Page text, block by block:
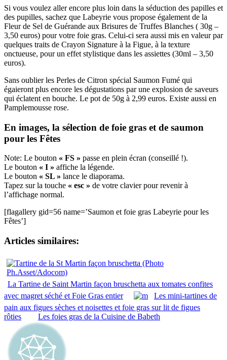
Si vous voulez aller encore plus loin dans la séduction des papilles et
des pupilles, sachez que Labeyrie vous propose également de la
Fleur de Sel de Guérande aux Brisures de Truffes Blanches ( 30g –
3,50 euros) pour votre foie gras. Celui-ci sera aussi mis en valeur par
quelques traits de Crayon Signature à la Figue, à la texture
onctueuse, pour un effet stylistique dans les assiettes (30ml – 3,50
euros).
Sans oublier les Perles de Citron spécial Saumon Fumé qui
égaieront plus encore les dégustations par une explosion de saveurs
qui éclatent en bouche. Le pot de 50g à 2,99 euros. Existe aussi en
Pamplemousse rose.
En images, la sélection de foie gras et de saumon
pour les Fêtes
Note: Le bouton « FS » passe en plein écran (conseillé !).
Le bouton « I » affiche la légende.
Le bouton « SL » lance le diaporama.
Tapez sur la touche « esc » de votre clavier pour revenir à
l’affichage normal.
[flagallery gid=56 name=’Saumon et foie gras Labeyrie pour les
Fêtes’]
Articles similaires:
La Tartine de Saint Martin façon bruschetta aux tomates confites
avec magret séché et Foie Gras entier
Les mini‐tartines de
pain aux figues sèches et noisettes et foie gras sur lit de figues
rôties
Les foies gras de la Cuisine de Babeth